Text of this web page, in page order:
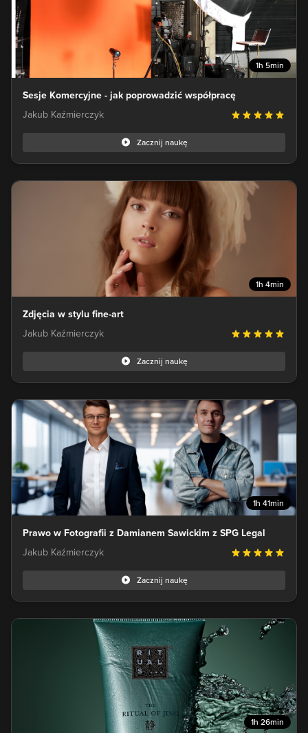
1h 5min
Sesje Komercyjne - jak poprowadzić współpracę
Jakub Kaźmierczyk
Zacznij naukę
1h 4min
Zdjęcia w stylu fine-art
Jakub Kaźmierczyk
Zacznij naukę
1h 41min
Prawo w Fotografii z Damianem Sawickim z SPG Legal
Jakub Kaźmierczyk
Zacznij naukę
1h 26min